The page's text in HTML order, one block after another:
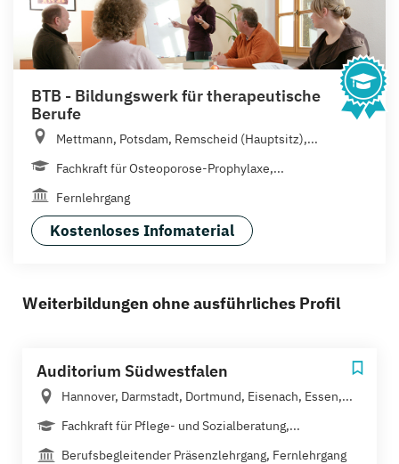
BTB - Bildungswerk für therapeutische
Berufe
Mettmann, Potsdam, Remscheid (Hauptsitz),...
Fachkraft für Osteoporose-Prophylaxe,...
Fernlehrgang
Kostenloses Infomaterial
Weiterbildungen ohne ausführliches Profil
Auditorium Südwestfalen
Hannover, Darmstadt, Dortmund, Eisenach, Essen,...
Fachkraft für Pflege- und Sozialberatung,...
Berufsbegleitender Präsenzlehrgang, Fernlehrgang